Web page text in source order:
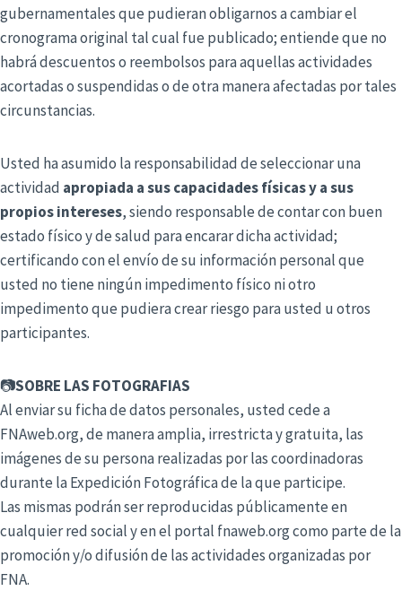
gubernamentales que pudieran obligarnos a cambiar el
cronograma original tal cual fue publicado; entiende que no
habrá descuentos o reembolsos para aquellas actividades
acortadas o suspendidas o de otra manera afectadas por tales
circunstancias.
Usted ha asumido la responsabilidad de seleccionar una
actividad apropiada a sus capacidades físicas y a sus
propios intereses, siendo responsable de contar con buen
estado físico y de salud para encarar dicha actividad;
certificando con el envío de su información personal que
usted no tiene ningún impedimento físico ni otro
impedimento que pudiera crear riesgo para usted u otros
participantes.
📷SOBRE LAS FOTOGRAFIAS
Al enviar su ficha de datos personales, usted cede a
FNAweb.org, de manera amplia, irrestricta y gratuita, las
imágenes de su persona realizadas por las coordinadoras
durante la Expedición Fotográfica de la que participe.
Las mismas podrán ser reproducidas públicamente en
cualquier red social y en el portal fnaweb.org como parte de la
promoción y/o difusión de las actividades organizadas por
FNA.